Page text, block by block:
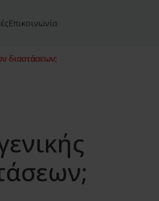
Επικοινωνία
διαστάσεων;